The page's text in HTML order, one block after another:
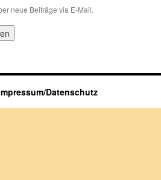
neue Beiträge via E-Mail.
Datenschutz